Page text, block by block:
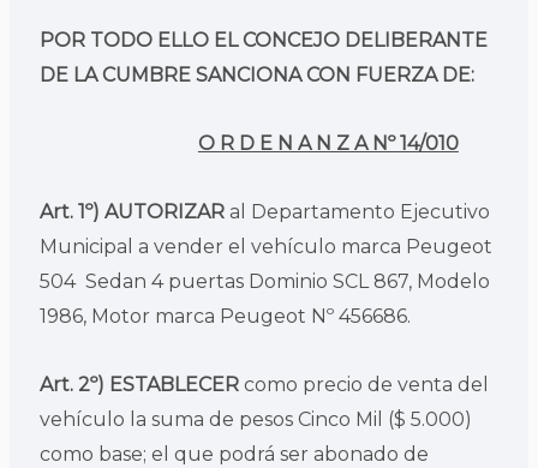
POR TODO ELLO EL CONCEJO DELIBERANTE
DE LA CUMBRE SANCIONA CON FUERZA DE:
O R D E N A N Z A Nº 14/010
Art. 1º) AUTORIZAR al Departamento Ejecutivo
Municipal a vender el vehículo marca Peugeot
504 Sedan 4 puertas Dominio SCL 867, Modelo
1986, Motor marca Peugeot Nº 456686.
Art. 2º) ESTABLECER como precio de venta del
vehículo la suma de pesos Cinco Mil ($ 5.000)
como base; el que podrá ser abonado de